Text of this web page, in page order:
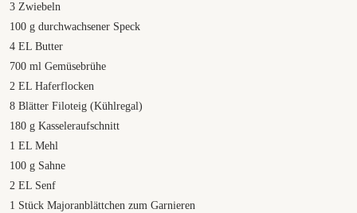
3 Zwiebeln
100 g durchwachsener Speck
4 EL Butter
700 ml Gemüsebrühe
2 EL Haferflocken
8 Blätter Filoteig (Kühlregal)
180 g Kasseleraufschnitt
1 EL Mehl
100 g Sahne
2 EL Senf
1 Stück Majoranblättchen zum Garnieren